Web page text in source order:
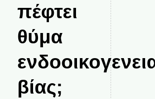
πέφτει
θύμα
βίας;